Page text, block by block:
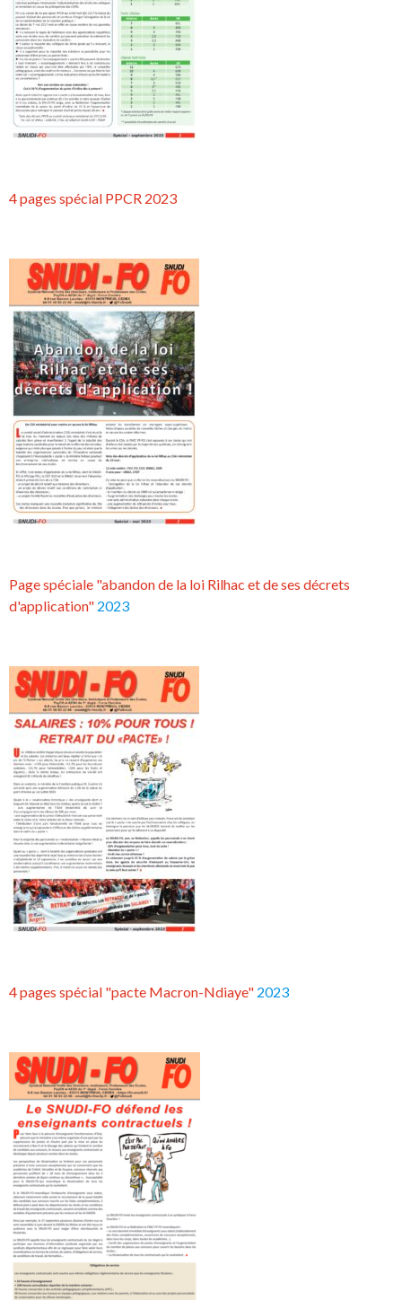
4 pages spécial PPCR 2023
Page spéciale "abandon de la loi Rilhac et de ses décrets
d'application" 2023
4 pages spécial "pacte Macron-Ndiaye" 2023